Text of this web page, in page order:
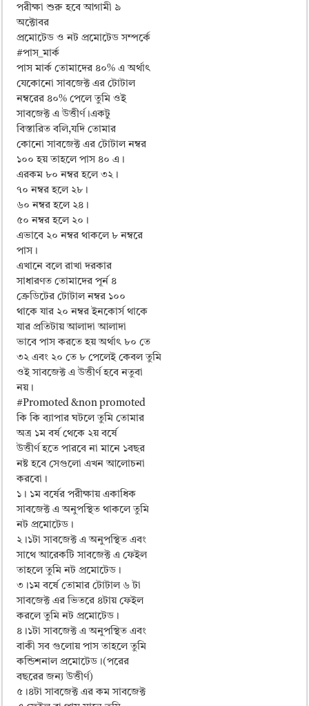
ময়মনসিংহ বোর্ড এইচএসসি রেজাল্ট ২০২৫ – HSC Result 2025 Mymensingh
দিনাজপুর বোর্ড এইচএসসি রেজাল্ট ২০২৫ – HSC Result 2025 Dinajpur Board
সিলেট বোর্ড এইচএসসি রেজাল্ট ২০২৫ – HSC Result 2025 Sylhet Board
পরীক্ষা শুরু হবে আগামী ৯
অক্টোবর
প্রমোটেড ও নট প্রমোটেড সম্পর্কে
#পাস_মার্ক
পাস মার্ক তোমাদের ৪০% এ অর্থাৎ
যেকোনো সাবজেক্ট এর টোটাল
নম্বরের ৪০% পেলে তুমি ওই
সাবজেক্ট এ উত্তীর্ণ।একটু
বিস্তারিত বলি,যদি তোমার
কোনো সাবজেক্ট এর টোটাল নম্বর
১০০ হয় তাহলে পাস ৪০ এ।
এরকম ৮০ নম্বর হলে ৩২।
৭০ নম্বর হলে ২৮।
৬০ নম্বর হলে ২৪।
৫০ নম্বর হলে ২০।
এভাবে ২০ নম্বর থাকলে ৮ নম্বরে
পাস।
এখানে বলে রাখা দরকার
সাধারণত তোমাদের পূর্ন ৪
ক্রেডিটের টোটাল নম্বর ১০০
থাকে যার ২০ নম্বর ইনকোর্স থাকে
যার প্রতিটায় আলাদা আলাদা
ভাবে পাস করতে হয় অর্থাৎ ৮০ তে
৩২ এবং ২০ তে ৮ পেলেই কেবল তুমি
ওই সাবজেক্ট এ উত্তীর্ণ হবে নতুবা
নয়।
#Promoted &non promoted
কি কি ব্যাপার ঘটলে তুমি তোমার
অত্র ১ম বর্ষ থেকে ২য় বর্ষে
উত্তীর্ণ হতে পারবে না মানে ১বছর
নষ্ট হবে সেগুলো এখন আলোচনা
করবো।
১। ১ম বর্ষের পরীক্ষায় একাধিক
সাবজেক্ট এ অনুপস্থিত থাকলে তুমি
নট প্রমোটেড।
২।১টা সাবজেক্ট এ অনুপস্থিত এবং
সাথে আরেকটি সাবজেক্ট এ ফেইল
তাহলে তুমি নট প্রমোটেড।
৩।১ম বর্ষে তোমার টোটাল ৬ টা
সাবজেক্ট এর ভিতরে ৪টায় ফেইল
করলে তুমি নট প্রমোটেড।
৪।১টা সাবজেক্ট এ অনুপস্থিত এবং
বাকী সব গুলোয় পাস তাহলে তুমি
কন্ডিশনাল প্রমোটেড।(পরের
বছরের জন্য উত্তীর্ণ)
৫।৪টা সাবজেক্ট এর কম সাবজেক্ট